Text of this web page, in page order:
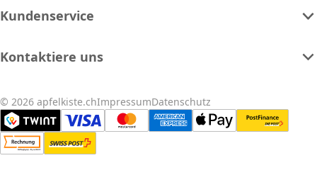
Kundenservice
Kontaktiere uns
© 2026 apfelkiste.chImpressumDatenschutz